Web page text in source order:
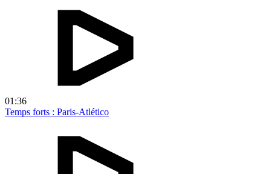
01:36
Temps forts : Paris-Atlético